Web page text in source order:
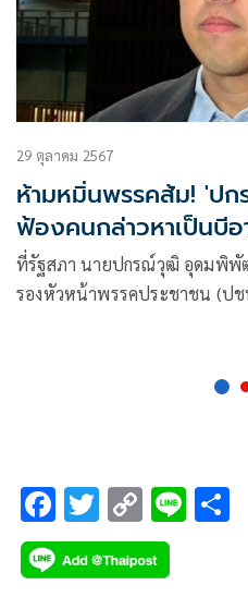
29 ตุลาคม 2567
ห้ามหมิ่นพรรคส้ม! 'ป
ฟ้องคนกล่าวหาเป็นบีอ
ไป ไม่สุจริต
ที่รัฐสภา นายปกรณ์วุฒิ อุดมพิพั
รองหัวหน้าพรรคประชาชน (ป
F
ac
e
T
wi
tt
C
o
p
Li